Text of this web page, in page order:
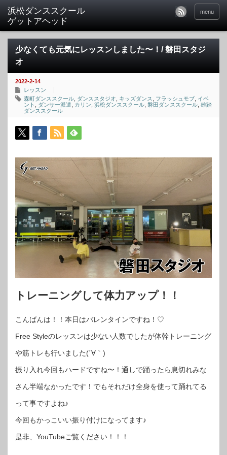
menu
少なくても元気にレッスンしました〜！/ 磐田スタジ
オ
2022-2-14
レッスン
森町ダンススクール ダンススタジオ キッズダンス フラッシュモブ イベ
ント
ダンサー派遣 カリン 浜松ダンススクール 磐田ダンススクール 雄踏
ダンススクール
トレーニングして体力アップ！！
こんばんは！！本日はバレンタインですね！♡
Free Styleのレッスンは少ない人数でしたが体幹トレーニング
や筋トレも行いました(´∀｀)
振り入れ今回もハードですね〜！通しで踊ったら息切れみな
さん半端なかったです！でもそれだけ全身を使って踊れてる
って事ですよね♪
今回もかっこいい振り付けになってます♪
是非、YouTubeご覧ください！！！